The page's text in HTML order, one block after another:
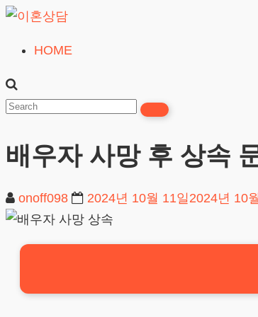
Skip
content
혼
상
24시간365일
HOME
배우자 사망 후 상속
onoff098 2024년 10월 11일 2024년 10